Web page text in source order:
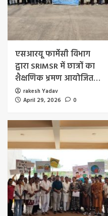
एसआरयू फार्मेसी विभाग
द्वारा SRIMSR में छात्रों का
शैक्षणिक भ्रमण आयोजित…
rakesh Yadav
April 29, 2026
0